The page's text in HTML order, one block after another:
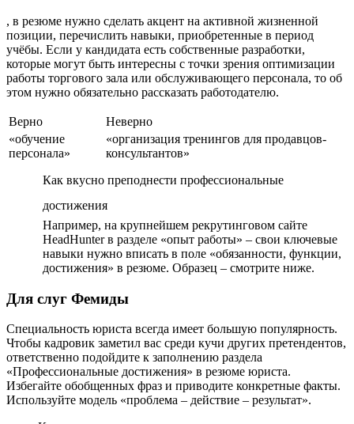
, в резюме нужно сделать акцент на активной жизненной
позиции, перечислить навыки, приобретенные в период
учёбы. Если у кандидата есть собственные разработки,
которые могут быть интересны с точки зрения оптимизации
работы торгового зала или обслуживающего персонала, то об
этом нужно обязательно рассказать работодателю.
Верно
Неверно
«обучение
персонала»
«организация тренингов для продавцов-
консультантов»
Как вкусно преподнести профессиональные
достижения
Например, на крупнейшем рекрутинговом сайте
HeadHunter в разделе «опыт работы» – свои ключевые
навыки нужно вписать в поле «обязанности, функции,
достижения» в резюме. Образец – смотрите ниже.
Для слуг Фемиды
Специальность юриста всегда имеет большую популярность.
Чтобы кадровик заметил вас среди кучи других претендентов,
ответственно подойдите к заполнению раздела
«Профессиональные достижения» в резюме юриста.
Избегайте обобщенных фраз и приводите конкретные факты.
Используйте модель «проблема – действие – результат».